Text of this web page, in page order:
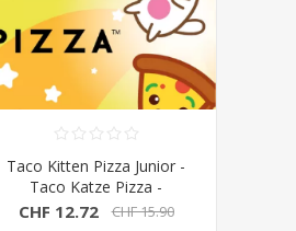
Taco Kitten Pizza Junior -
Taco Katze Pizza -
Nominiert zum Kinderspiel
CHF 12.72 CHF 15.90